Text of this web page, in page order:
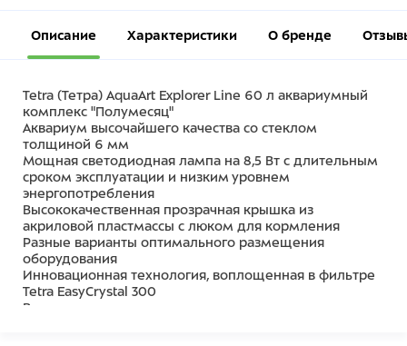
Описание Характеристики О бренде
Tetra (Тетра) AquaArt Explorer Line 60 л аквариумный
комплекс "Полумесяц"
Аквариум высочайшего качества со стеклом
толщиной 6 мм
Мощная светодиодная лампа на 8,5 Вт с длительным
сроком эксплуатации и низким уровнем
энергопотребления
Высококачественная прозрачная крышка из
акриловой пластмассы с люком для кормления
Разные варианты оптимального размещения
оборудования
Инновационная технология, воплощенная в фильтре
Tetra EasyCrystal 300
В комплект также входит: